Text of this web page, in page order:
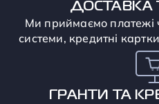
ДОСТАВКА
Ми приймаємо платежі
системи, кредитні
ГРАНТИ ТА